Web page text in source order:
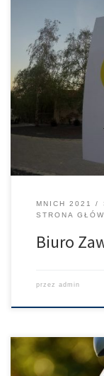
Odbiór numerów i
zawodów przy al.
MNICH 2021
STRONA
Biuro
przez admin